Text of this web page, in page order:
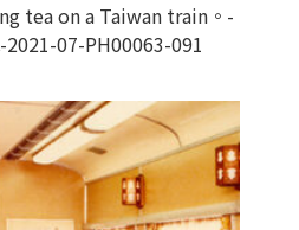
tea on a Taiwan train。-
2021-07-PH00063-091